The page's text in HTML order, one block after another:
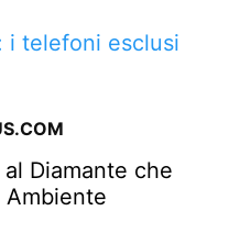
i telefoni esclusi
Diamante che
Ambiente